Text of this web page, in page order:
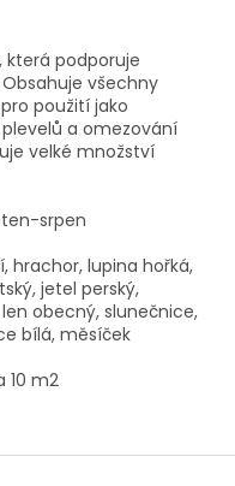
která podporuje
všechny
použití jako
a omezování
velké množství
srpen
hrachor, lupina hořká,
jetel perský,
obecný, slunečnice,
bílá, měsíček
10 m2